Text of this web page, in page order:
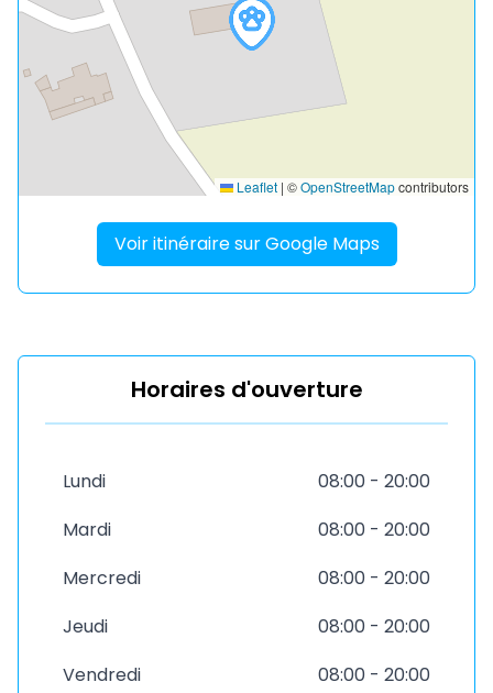
Leaflet | ©OpenStreetMapcontributors
Voir itinéraire sur Google Maps
Horaires d'ouverture
Lundi
08:00 - 20:00
Mardi
08:00 - 20:00
Mercredi
08:00 - 20:00
Jeudi
08:00 - 20:00
Vendredi
08:00 - 20:00